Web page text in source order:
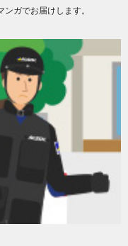
ガでお届けします。